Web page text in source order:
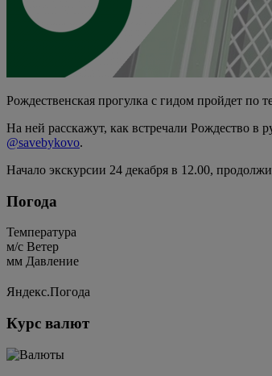
Рождественская прогулка с гидом пройдет по
На ней расскажут, как встречали Рождество в
@savebykovo.
Начало экскурсии 24 декабря в 12.00,
Погода
Температура
м/c Ветер
мм Давление
Яндекс.Погода
Курс валют